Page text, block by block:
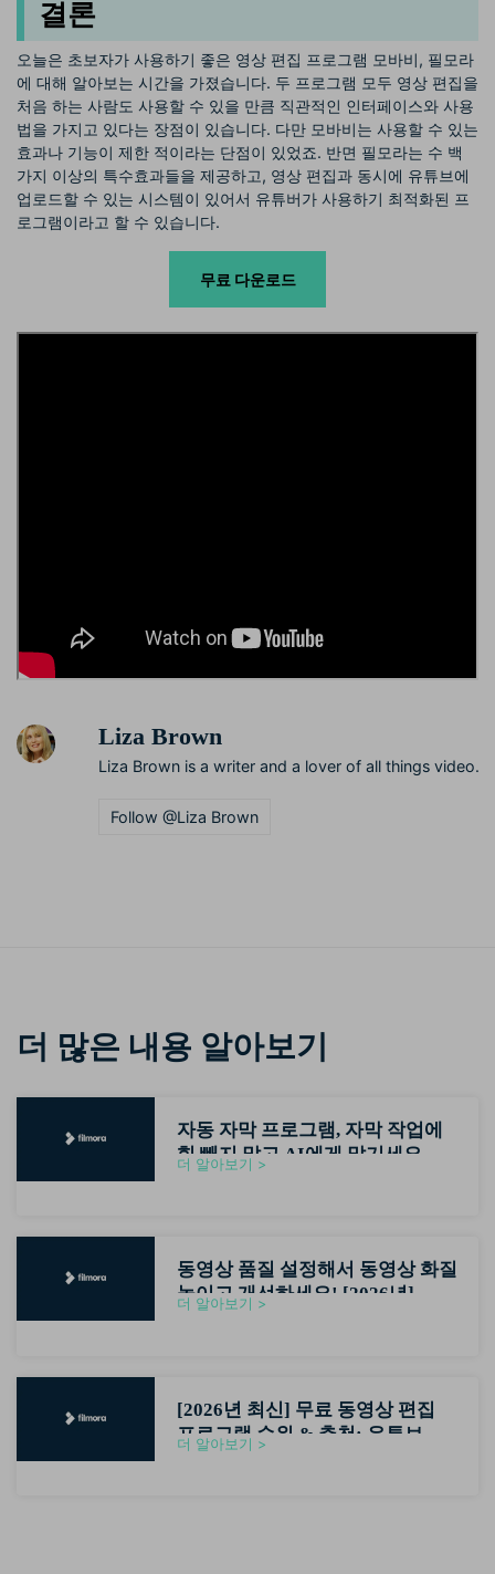
결론
오늘은 초보자가 사용하기 좋은 영상 편집 프로그램 모바비, 필모라
에 대해 알아보는 시간을 가졌습니다. 두 프로그램 모두 영상 편집을
처음 하는 사람도 사용할 수 있을 만큼 직관적인 인터페이스와 사용
법을 가지고 있다는 장점이 있습니다. 다만 모바비는 사용할 수 있는
효과나 기능이 제한 적이라는 단점이 있었죠. 반면 필모라는 수 백
가지 이상의 특수효과들을 제공하고, 영상 편집과 동시에 유튜브에
업로드할 수 있는 시스템이 있어서 유튜버가 사용하기 최적화된 프
로그램이라고 할 수 있습니다.
무료 다운로드
Liza Brown
Liza Brown is a writer and a lover of all things video.
Follow @Liza Brown
더 많은 내용 알아보기
자동 자막 프로그램, 자막 작업에
힘 빼지 말고 AI에게 맡기세요
(2026최신)
더 알아보기 >
동영상 품질 설정해서 동영상 화질
높이고 개선하세요! [2026년]
더 알아보기 >
[2026년 최신] 무료 동영상 편집
프로그램 순위 & 추천: 유튜브 초
보자용 영상편집기 가이드
더 알아보기 >